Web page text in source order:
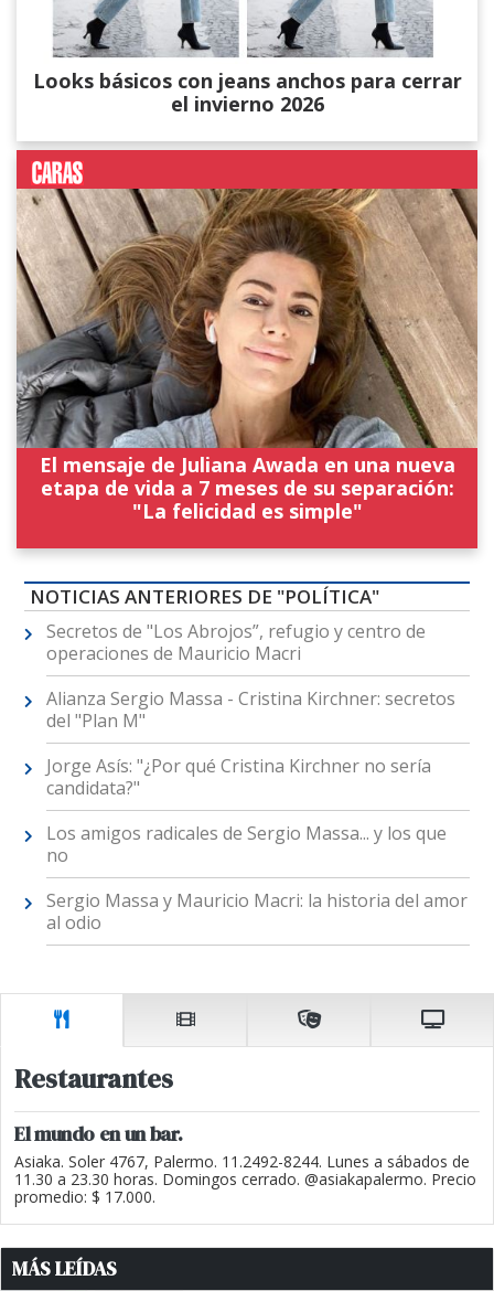
Looks básicos con jeans anchos para cerrar
el invierno 2026
El mensaje de Juliana Awada en una nueva
etapa de vida a 7 meses de su separación:
"La felicidad es simple"
NOTICIAS ANTERIORES DE "POLÍTICA"
Secretos de "Los Abrojos”, refugio y centro de
operaciones de Mauricio Macri
Alianza Sergio Massa - Cristina Kirchner: secretos
del "Plan M"
Jorge Asís: "¿Por qué Cristina Kirchner no sería
candidata?"
Los amigos radicales de Sergio Massa... y los que
no
Sergio Massa y Mauricio Macri: la historia del amor
al odio
Restaurantes
El mundo en un bar.
Asiaka. Soler 4767, Palermo. 11.2492-8244. Lunes a sábados de
11.30 a 23.30 horas. Domingos cerrado. @asiakapalermo. Precio
promedio: $ 17.000.
MÁS LEÍDAS